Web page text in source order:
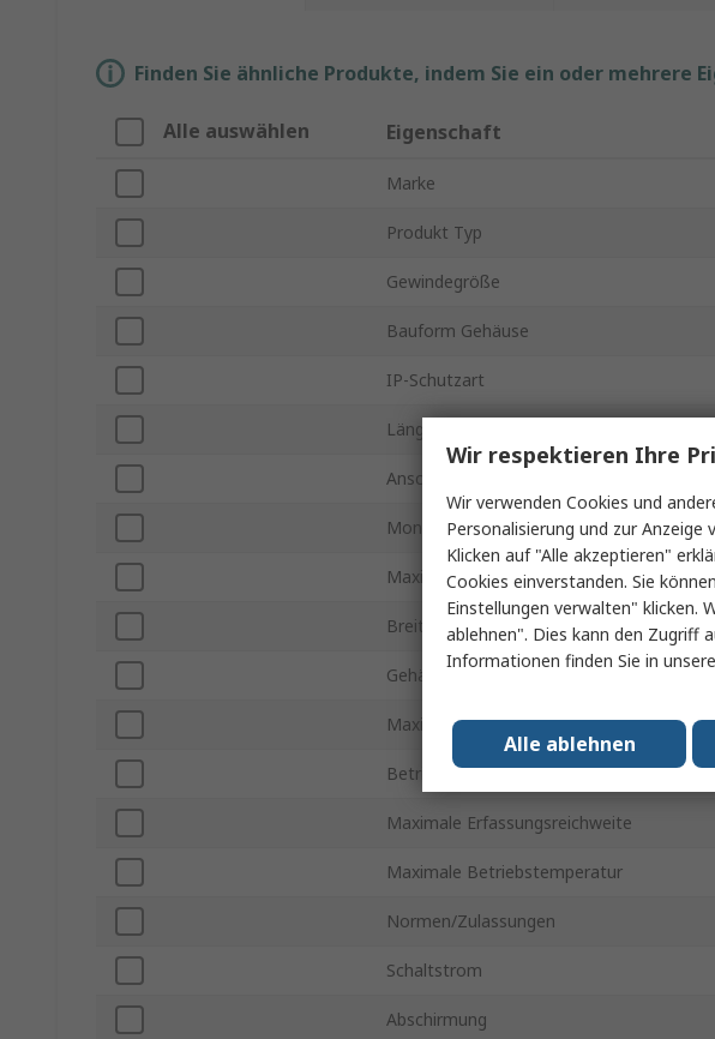
Finden Sie ähnliche Produkte, indem Sie ein oder mehrere
Alle auswählen Eigenschaft
Marke
Produkt Typ
Gewindegröße
Bauform Gehäuse
IP-Schutzart
Länge
Anschlusstyp
Montageart
Maximale Versorgungsspannung
Breite
Gehäusematerial
Maximale DC Spannung
Betriebstemperatur min.
Maximale Erfassungsreichweite
Maximale Betriebstemperatur
Normen/Zulassungen
Schaltstrom
Abschirmung
Wir respektieren Ihre
Wir verwenden Cookies und
Personalisierung und zur
Klicken auf "Alle akzeptieren"
Cookies einverstanden. Sie
Einstellungen verwalten" klicken.
ablehnen". Dies kann den Zugriff
Informationen finden Sie in
Alle ablehnen